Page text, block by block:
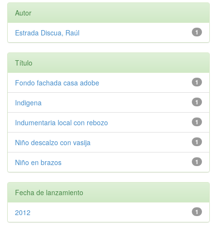
Autor
1
Estrada Discua, Raúl
Título
1
Fondo fachada casa adobe
1
Indigena
1
Indumentaria local con rebozo
1
Niño descalzo con vasija
1
Niño en brazos
Fecha de lanzamiento
1
2012